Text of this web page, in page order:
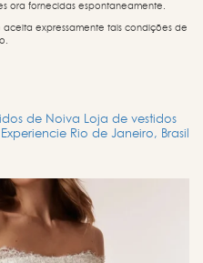
ora fornecidas espontaneamente.
expressamente tais condições de
de Noiva Loja de vestidos
Rio de Janeiro, Brasil